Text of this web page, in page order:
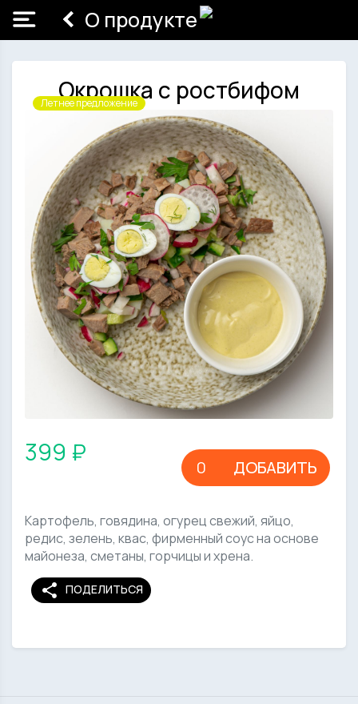
О продукте
Окрошка с ростбифом
Летнее предложение
399 ₽
ДОБАВИТЬ
Картофель, говядина, огурец свежий, яйцо,
редис, зелень, квас, фирменный соус на основе
майонеза, сметаны, горчицы и хрена.
share ПОДЕЛИТЬСЯ